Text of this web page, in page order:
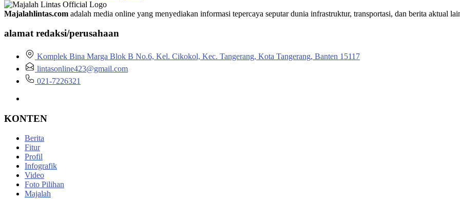
Majalahlintas.com adalah media online yang menyediakan informasi tepercaya seputar dunia infrastruktur, transportasi, dan berita aktual
alamat redaksi/perusahaan
Komplek Bina Marga Blok B No.6, Kel. Cikokol, Kec. Tangerang, Kota Tangerang, Banten 15117
lintasonline423@gmail.com
021-7226321
KONTEN
Berita
Fitur
Profil
Infografik
Video
Foto Pilihan
Majalah